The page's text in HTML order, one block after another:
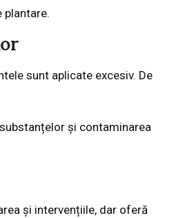
plantare.
sunt aplicate excesiv. De
și contaminarea
și intervențiile, dar oferă